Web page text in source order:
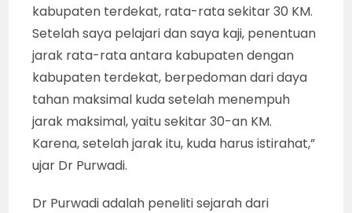
kabupaten terdekat, rata-rata sekitar 30 KM.
Setelah saya pelajari dan saya kaji, penentuan
jarak rata-rata antara kabupaten dengan
kabupaten terdekat, berpedoman dari daya
tahan maksimal kuda setelah menempuh
jarak maksimal, yaitu sekitar 30-an KM.
Karena, setelah jarak itu, kuda harus istirahat,”
ujar Dr Purwadi.
Dr Purwadi adalah peneliti sejarah dari